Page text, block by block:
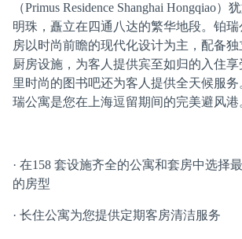
（Primus Residence Shanghai Hongqiao）
明珠，矗立在四通八达的繁华地段。铂
房以时尚前瞻的现代化设计为主，配备
厨房设施，为客人提供宾至如归的入住
里时尚的图书吧还为客人提供全天候服
瑞公寓是您在上海逗留期间的完美避风港
· 在158 套设施齐全的公寓和套房中选择
的房型
· 长住公寓为您提供定期客房清洁服务